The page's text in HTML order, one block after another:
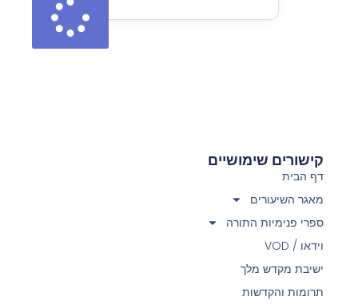
קישורים שימושיים
דף הבית
מאגר השיעורים
ספרי פנימיות התורה
וידאו / VOD
ישיבת מקדש מלך
תרומות והקדשות